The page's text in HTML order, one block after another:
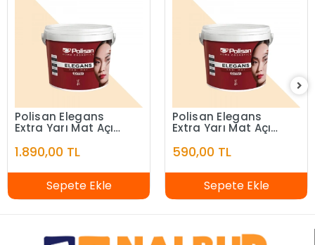
Polisan Elegans
Extra Yarı Mat Açık
1.890,00 TL
Sepete Ekle
Polisan Elegans
Extra Yarı Mat Açık
590,00 TL
Sepete Ekle